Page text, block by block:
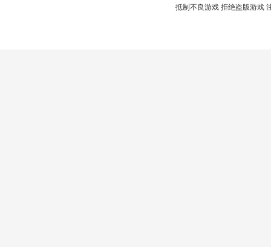
抵制不良游戏 拒绝盗版游戏